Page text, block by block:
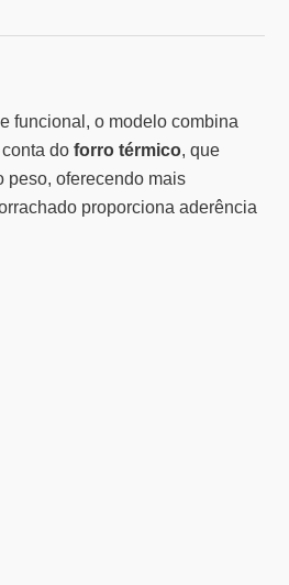
funcional, o modelo combina
do forro térmico, que
peso, oferecendo mais
proporciona aderência